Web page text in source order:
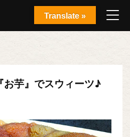
お芋』でスウィーツ♪
Translate »